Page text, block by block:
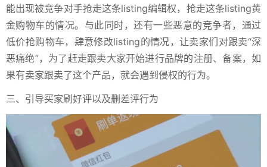
能出现被竞争对手抢走这条listing编辑权，抢走这条listing黄
金购物车的情况。与此同时，还有一些恶意的竞争者，通过
低价抢购物车，肆意修改listing的情况，让卖家们对跟卖“深
恶痛绝”，为了赶走跟卖大家开始进行品牌的注册、备案，如
果有卖家跟卖了这个产品，就会遇到侵权的行为。
三、引导买家刷好评以及删差评行为